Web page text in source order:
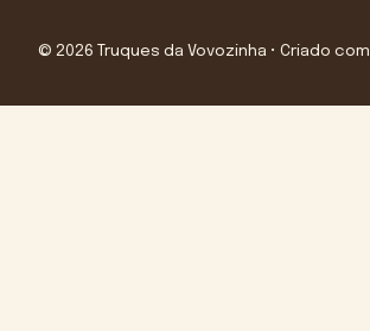
© 2026 Truques da Vovozinha • Criado com